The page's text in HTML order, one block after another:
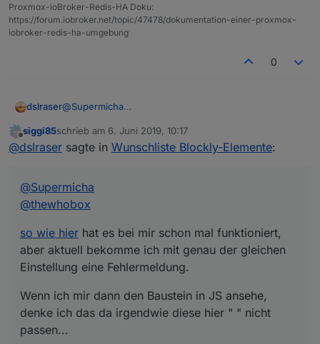
Proxmox-ioBroker-Redis-HA Doku:
https://forum.iobroker.net/topic/47478/dokumentation-einer-proxmox-
iobroker-redis-ha-umgebung
0
dslraser@Supermicha
so wie hierhat es bei mir schon mal funktioniert, aber
aktuell bekomme ich mit genau der gleichen
Javascript Adapter 4.1.13
Offline
siggi85schrieb am 6. Juni 2019, 10:17
zuletzt editiert von
@dslraser sagte in Wunschliste Blockly-Elemente:
@Supermicha
@thewhobox
so wie hier hat es bei mir schon mal funktioniert,
aber aktuell bekomme ich mit genau der gleichen
Einstellung eine Fehlermeldung.
Wenn ich mir dann den Baustein in JS ansehe,
denke ich das da irgendwie diese hier " " nicht
passen...